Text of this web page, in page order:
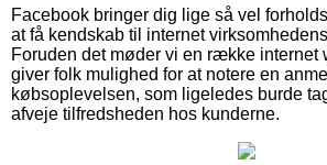
Facebook bringer dig lige så vel
at få kendskab til internet
Foruden det møder vi en række internet
giver folk mulighed for at notere en
købsoplevelsen, som ligeledes burde
afveje tilfredsheden hos kunderne.